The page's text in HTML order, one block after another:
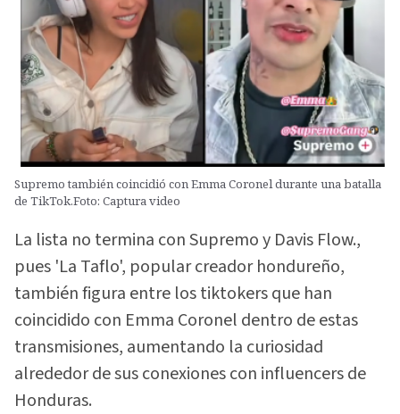
Supremo también coincidió con Emma Coronel durante una batalla
de TikTok.Foto: Captura video
La lista no termina con Supremo y Davis Flow.,
pues 'La Taflo', popular creador hondureño,
también figura entre los tiktokers que han
coincidido con Emma Coronel dentro de estas
transmisiones, aumentando la curiosidad
alrededor de sus conexiones con influencers de
Honduras.